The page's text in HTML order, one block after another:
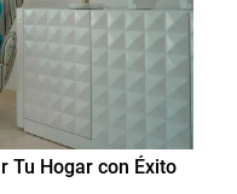
Tu Hogar con Éxito